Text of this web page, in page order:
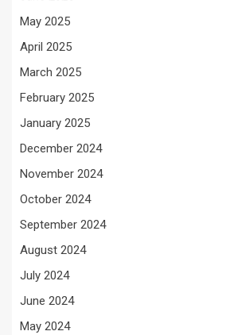
May 2025
April 2025
March 2025
February 2025
January 2025
December 2024
November 2024
October 2024
September 2024
August 2024
July 2024
June 2024
May 2024